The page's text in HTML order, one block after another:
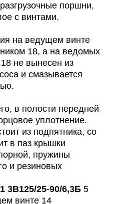
поршни,
с винтами.
на ведущем винте
18, а на ведомых
не вынесен из
и смазывается
в полости передней
уплотнение.
из подпятника, со
в паз крышки
пружины
и резиновых
3В125/25-90/6,3Б 5
винте 14